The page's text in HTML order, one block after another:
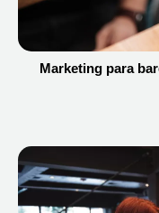
Marketing para